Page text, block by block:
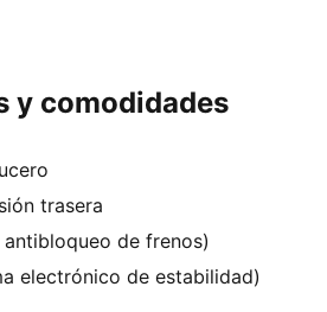
y comodidades
trasera
antibloqueo de frenos)
electrónico de estabilidad)